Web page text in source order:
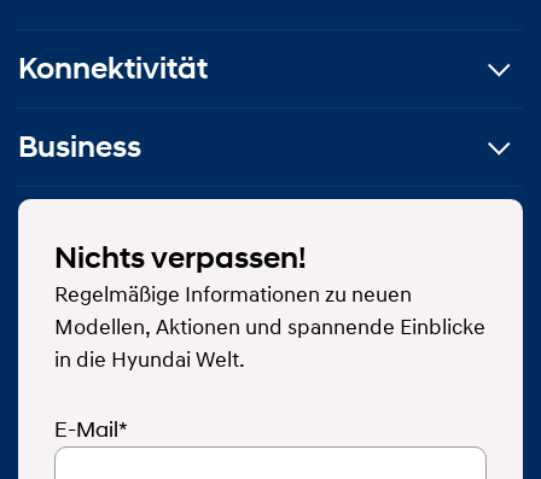
Konnektivität
Business
Nichts verpassen!
Regelmäßige Informationen zu neuen
Modellen, Aktionen und spannende Einblicke
in die Hyundai Welt.
E-Mail*